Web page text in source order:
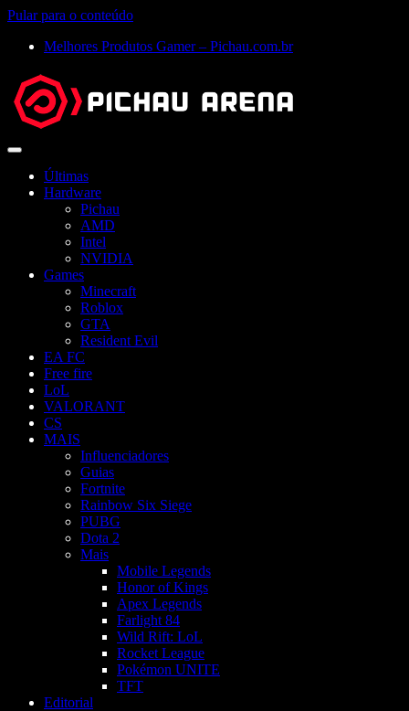
Pular para o conteúdo
Melhores Produtos Gamer – Pichau.com.br
Abrir
Últimas
Hardware
Pichau
AMD
Intel
NVIDIA
Games
Minecraft
Roblox
GTA
Resident Evil
EA FC
Free fire
LoL
VALORANT
CS
MAIS
Influenciadores
Guias
Fortnite
Rainbow Six Siege
PUBG
Dota 2
Mais
Mobile Legends
Honor of Kings
Apex Legends
Farlight 84
Wild Rift: LoL
Rocket League
Pokémon UNITE
TFT
Editorial